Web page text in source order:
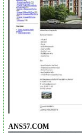
ANS57.COM